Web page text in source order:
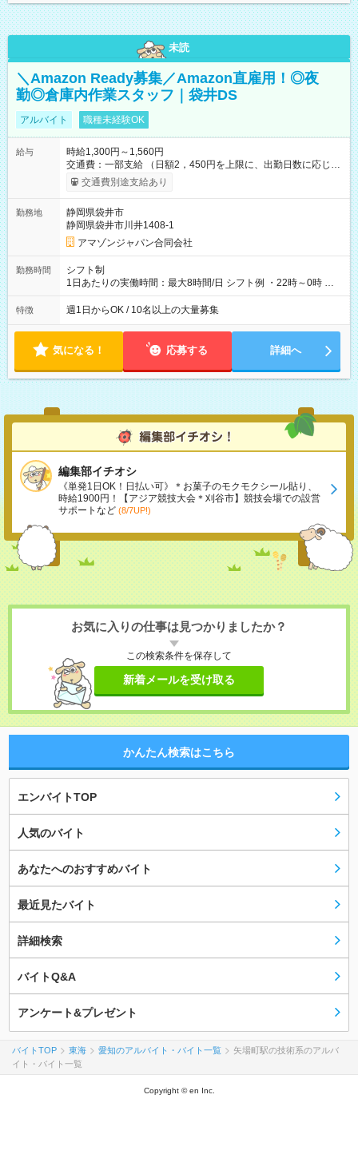
未読
＼Amazon Ready募集／Amazon直雇用！◎夜
勤◎倉庫内作業スタッフ｜袋井DS
アルバイト 職種未経験OK
給与
時給1,300円～1,560円
交通費：一部支給 （日額2，450円を上限に、出勤日数に応じて
実費支給） ※22:00～翌5:00までは時給25%UP！ ■給与前払い
制度あり ※前払い額の上限あり、手数料無料（Amazon負担）
交通費別途支給あり
勤務地
静岡県袋井市
静岡県袋井市川井1408-1
アマゾンジャパン合同会社
勤務時間
シフト制
1日あたりの実働時間：最大8時間/日 シフト例 ・22時～0時 入
社後、就業可能シフトをご確認の上、申請してください。
特徴 週1日からOK / 10名以上の大量募集
気になる！ 応募する 詳細へ
編集部イチオシ
《単発1日OK！日払い可》＊お菓子のモクモクシール貼り、
時給1900円！【アジア競技大会＊刈谷市】競技会場での設営
サポートなど (8/7UP!)
お気に入りの仕事は見つかりましたか？
この検索条件を保存して
新着メールを受け取る
かんたん検索はこちら
エンバイトTOP
人気のバイト
あなたへのおすすめバイト
最近見たバイト
詳細検索
バイトQ&A
アンケート&プレゼント
バイトTOP 東海 愛知のアルバイト・バイト一覧
矢場町駅の技術系のアルバ
イト・バイト一覧
Copyright © en Inc.